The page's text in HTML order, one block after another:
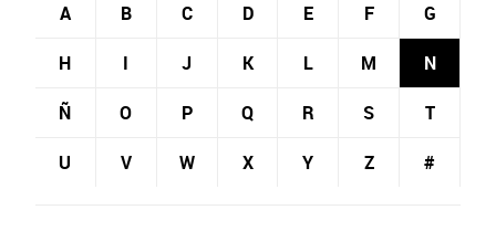
A B C D E F G
H I J K L M N
Ñ O P Q R S T
U V W X Y Z #